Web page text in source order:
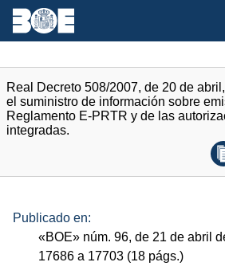
Real Decreto 508/2007, de 20 de
el suministro de información sobre
Reglamento E-PRTR y de las
integradas.
Publicado en:
«BOE» núm. 96, de 21 de abril
17686 a 17703 (18 págs.)